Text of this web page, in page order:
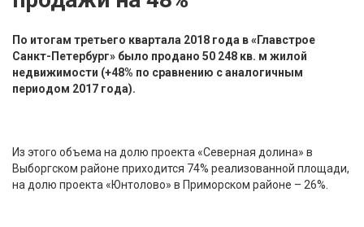
По итогам третьего квартала 2018 года в «Главстрое
Санкт-Петербург» было продано 50 248 кв. м жилой
недвижимости (+48% по сравнению с аналогичным
периодом 2017 года).
Из этого объема на долю проекта «Северная долина» в
Выборгском районе приходится 74% реализованной площади,
на долю проекта «Юнтолово» в Приморском районе – 26%.